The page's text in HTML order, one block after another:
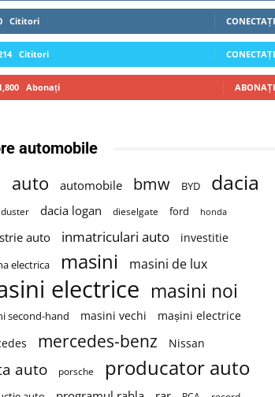
Cititori
Cititori
Abonați
automobile
auto automobile bmw BYD dacia
dacia logan dieselgate ford honda
auto inmatriculari auto investitie
electrica masini masini de lux
electrice masini noi
second-hand masini vechi
mașini electrice
mercedes-benz Nissan
auto porsche producator auto